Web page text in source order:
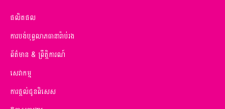
ផលិតផល
ការបង់បុព្វលាភធានារ៉ាប់រង
ព័ត៌មាន & ព្រឹត្តិការណ៍
សេវាកម្ម
ការផ្តល់ជូនពិសេស